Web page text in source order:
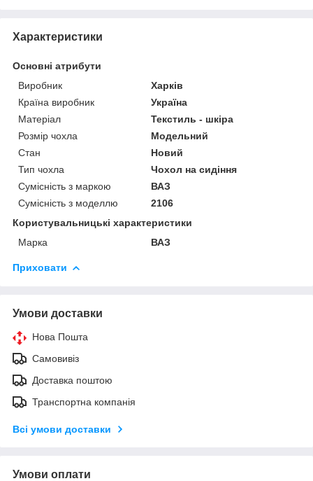
Характеристики
Основні атрибути
Виробник
Харків
Країна виробник
Україна
Матеріал
Текстиль - шкіра
Розмір чохла
Модельний
Стан
Новий
Тип чохла
Чохол на сидіння
Сумісність з маркою
ВАЗ
Сумісність з моделлю
2106
Користувальницькі характеристики
Марка
ВАЗ
Приховати
Умови доставки
Нова Пошта
Самовивіз
Доставка поштою
Транспортна компанія
Всі умови доставки
Умови оплати